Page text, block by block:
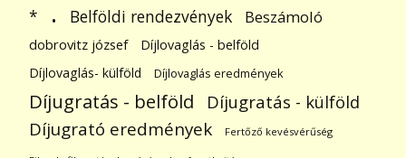
* . Belföldi rendezvények Beszámoló
dobrovitz józsef
Díjlovaglás - belföld
Díjlovaglás- külföld
Díjlovaglás eredmények
Díjugratás - belföld Díjugratás - külföld
Díjugrató eredmények Fertőző kevésvérűség